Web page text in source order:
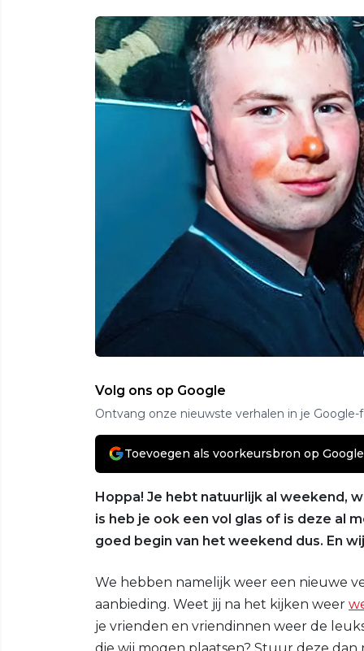
Volg ons op Google
Ontvang onze nieuwste verhalen in je Google-
Toevoegen als voorkeursbron op Google
Hoppa! Je hebt natuurlijk al weekend,
is heb je ook een vol glas of is deze al
goed begin van het weekend dus. En
We hebben namelijk weer een nieuwe
aanbieding. Weet jij na het kijken weer
je vrienden en vriendinnen weer de
die wij mogen plaatsen? Stuur deze